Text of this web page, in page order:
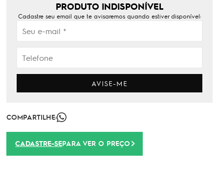
PRODUTO INDISPONÍVEL
Cadastre seu email que te avisaremos quando estiver disponível:
AVISE-ME
COMPARTILHE:
CADASTRE-SEPARA VER O PREÇO